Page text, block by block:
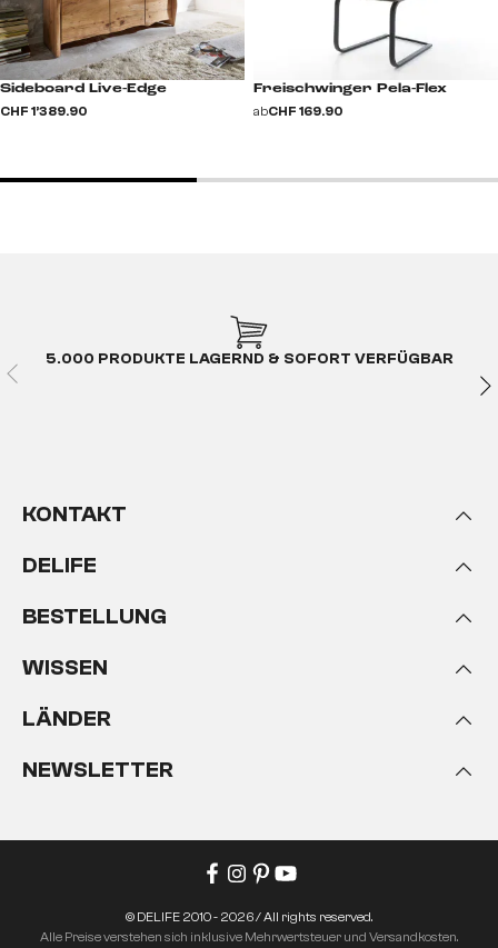
Sideboard Live-Edge
CHF 1’389.90
Freischwinger Pela-Flex
abCHF 169.90
5.000 PRODUKTE LAGERND & SOFORT VERFÜGBAR
KONTAKT
DELIFE
BESTELLUNG
WISSEN
LÄNDER
NEWSLETTER
© DELIFE 2010 - 2026 / All rights reserved.
Alle Preise verstehen sich inklusive Mehrwertsteuer und Versandkosten.